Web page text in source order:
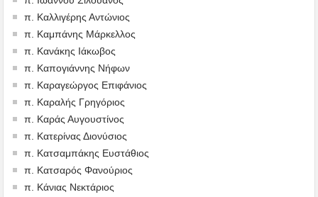
π. Καλλιγέρης Αντώνιος
π. Καμπάνης Μάρκελλος
π. Κανάκης Ιάκωβος
π. Καπογιάννης Νήφων
π. Καραγεώργος Επιφάνιος
π. Καραλής Γρηγόριος
π. Καράς Αυγουστίνος
π. Κατερίνας Διονύσιος
π. Κατσαμπάκης Ευστάθιος
π. Κατσαρός Φανούριος
π. Κάνιας Νεκτάριος